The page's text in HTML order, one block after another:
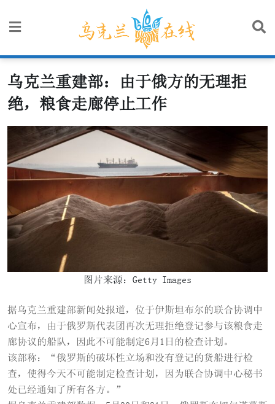
乌克兰重建部：由于俄方的无理拒
绝，粮食走廊停止工作
图片来源：Getty Images
据乌克兰重建部新闻处报道，位于伊斯坦布尔的联合协调中
心宣布，由于俄罗斯代表团再次无理拒绝登记参与该粮食走
廊协议的船队，因此不可能制定6月1日的检查计划。
该部称：“俄罗斯的破坏性立场和没有登记的货船进行检
查，使得今天不可能制定检查计划，因为联合协调中心秘书
处已经通知了所有各方。”